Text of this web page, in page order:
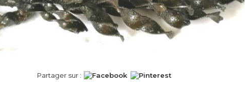
Partager sur :